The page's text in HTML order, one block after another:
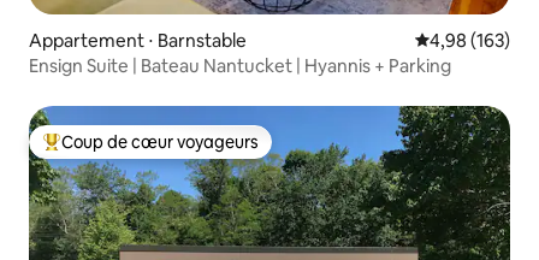
Appartement ⋅ Barnstable Évaluation
4,98 (163)
Ensign Suite | Bateau Nantucket | Hyannis + Parking
Coups de cœur voyageurs les plus appréciés
Coup de cœur voyageurs